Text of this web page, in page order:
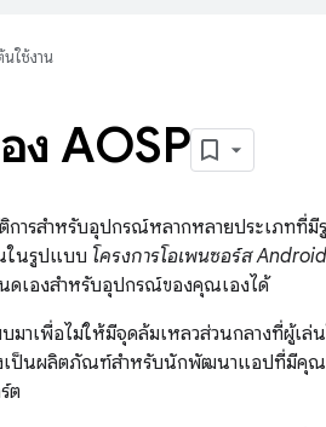
นใช้งาน
ง AOSP
ารสำหรับอุปกรณ์หลากหลายประเภทที่มี
ในรูปแบบ โครงการโอเพนซอร์ส
ดเองสำหรับอุปกรณ์ของคุณเองได้
มาเพื่อไม่ให้มีจุดล้มเหลวส่วนกลางที่ผู้เ
เป็นผลิตภัณฑ์สำหรับนักพัฒนาแอปที่มีคุณ
ต